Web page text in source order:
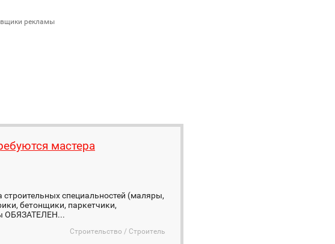
рекламы
мастера
строительных специальностей (маляры,
бетонщики, паркетчики,
ОБЯЗАТЕЛЕН...
Строительство / Строитель